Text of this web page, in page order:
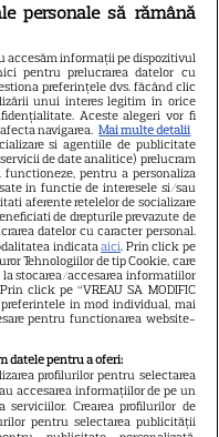
femei
PE
Drepturile rezervate
personale să rămână
accesăm informații pe dispozitivul
pentru prelucrarea datelor cu
preferințele dvs. făcând clic
unui interes legitim în orice
Aceste alegeri vor fi
navigarea. Mai multe detalii
si agentiile de publicitate
de date analitice) prelucram
pentru a personaliza
in functie de interesele si/sau
aferente retelelor de socializare
de drepturile prevazute de
datelor cu caracter personal.
indicataaici. Prin click pe
Tehnologiilor de tip Cookie, care
stocarea/accesarea informatiilor
click pe “VREAU SA MODIFIC
preferintele in mod individual, mai
pentru functionarea website-
datele pentru a oferi:
profilurilor pentru selectarea
accesarea informațiilor de pe un
serviciilor. Crearea profilurilor de
pentru selectarea publicității